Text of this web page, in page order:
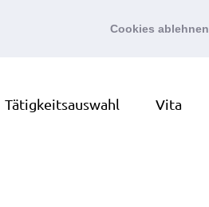
Cookies ablehnen
Tätigkeitsauswahl Vita